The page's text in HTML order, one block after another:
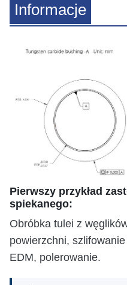
Informacje
Pierwszy przykład
spiekanego:
Obróbka tulei z
powierzchni,
EDM, polerowanie.